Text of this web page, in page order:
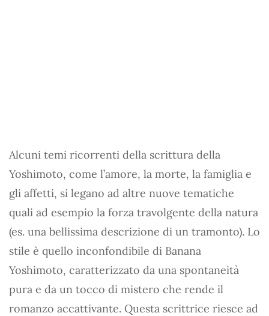
Alcuni temi ricorrenti della scrittura della
Yoshimoto, come l’amore, la morte, la famiglia e
gli affetti, si legano ad altre nuove tematiche
quali ad esempio la forza travolgente della natura
(es. una bellissima descrizione di un tramonto). Lo
stile è quello inconfondibile di Banana
Yoshimoto, caratterizzato da una spontaneità
pura e da un tocco di mistero che rende il
romanzo accattivante. Questa scrittrice riesce ad